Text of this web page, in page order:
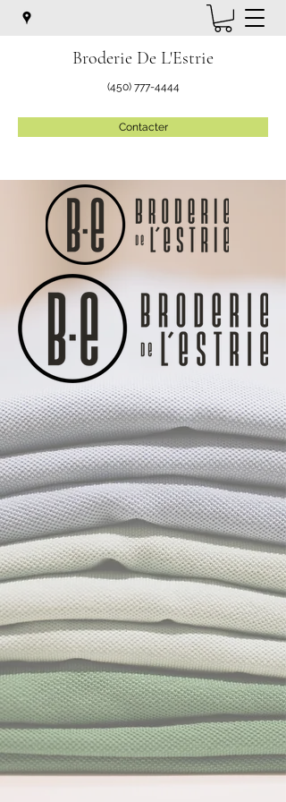
Broderie De L'Estrie
(450) 777-4444
Contacter
Spécialiste de Broderie,
Fusion et Sérigraphie à
Granby
Depuis 2000, notre
équipe talentueuse
travaille dur tous les
jours pour fournir les
meilleurs services à nos
clients. Nous
personnalisons nos
offres en fonction de
besoins spécifiques.
Contactez-nous dès
aujourd'hui pour recevoir